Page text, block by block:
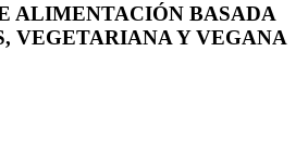
ALIMENTACIÓN BASADA
VEGETARIANA Y VEGANA